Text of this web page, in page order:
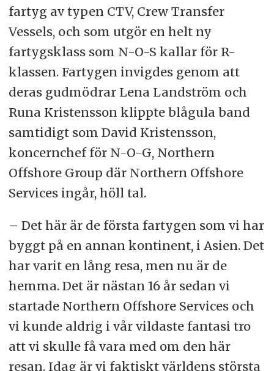
fartyg av typen CTV, Crew Transfer
Vessels, och som utgör en helt ny
fartygsklass som N-O-S kallar för R-
klassen. Fartygen invigdes genom att
deras gudmödrar Lena Landström och
Runa Kristensson klippte blågula band
samtidigt som David Kristensson,
koncernchef för N-O-G, Northern
Offshore Group där Northern Offshore
Services ingår, höll tal.
– Det här är de första fartygen som vi har
byggt på en annan kontinent, i Asien. Det
har varit en lång resa, men nu är de
hemma. Det är nästan 16 år sedan vi
startade Northern Offshore Services och
vi kunde aldrig i vår vildaste fantasi tro
att vi skulle få vara med om den här
resan. Idag är vi faktiskt världens största